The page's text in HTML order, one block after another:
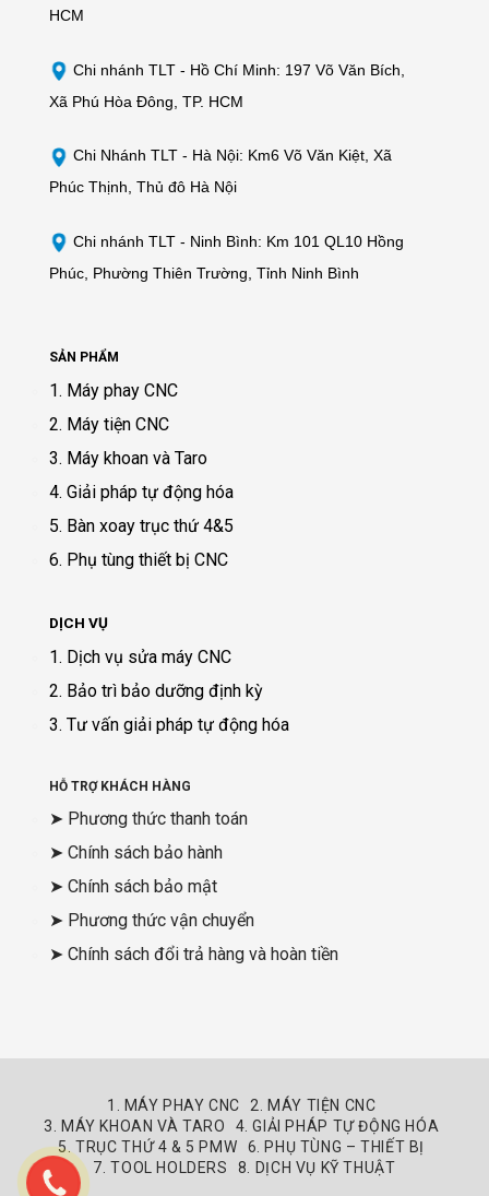
HCM
Chi nhánh TLT - Hồ Chí Minh: 197 Võ Văn Bích,
Xã Phú Hòa Đông, TP. HCM
Chi Nhánh TLT - Hà Nội: Km6 Võ Văn Kiệt, Xã
Phúc Thịnh, Thủ đô Hà Nội
Chi nhánh TLT - Ninh Bình: Km 101 QL10 Hồng
Phúc, Phường Thiên Trường, Tỉnh Ninh Bình
SẢN PHẨM
1. Máy phay CNC
2. Máy tiện CNC
3. Máy khoan và Taro
4. Giải pháp tự động hóa
5. Bàn xoay trục thứ 4&5
6. Phụ tùng thiết bị CNC
DỊCH VỤ
1. Dịch vụ sửa máy CNC
2. Bảo trì bảo dưỡng định kỳ
3. Tư vấn giải pháp tự động hóa
HỖ TRỢ KHÁCH HÀNG
➤ Phương thức thanh toán
➤ Chính sách bảo hành
➤ Chính sách bảo mật
➤ Phương thức vận chuyển
➤ Chính sách đổi trả hàng và hoàn tiền
1. MÁY PHAY CNC
2. MÁY TIỆN CNC
3. MÁY KHOAN VÀ TARO
4. GIẢI PHÁP TỰ ĐỘNG HÓA
5. TRỤC THỨ 4 & 5 PMW
6. PHỤ TÙNG – THIẾT BỊ
7. TOOL HOLDERS
8. DỊCH VỤ KỸ THUẬT